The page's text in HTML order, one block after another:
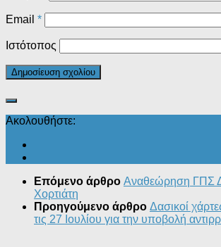
Email *
Ιστότοπος
Ακολουθήστε:
Επόμενο άρθρο Αναθεώρηση ΓΠΣ
Χορτιάτη
Προηγούμενο άρθρο Δασικοί
τις 27 Ιουλίου για την υποβολή